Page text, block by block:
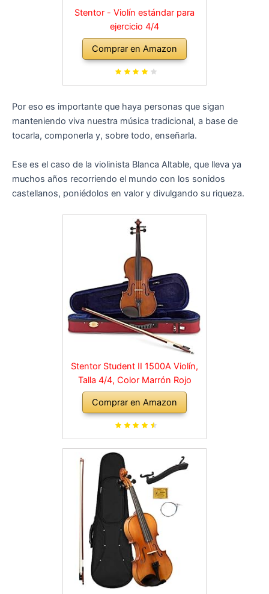
Stentor - Violín estándar para
ejercicio 4/4
Comprar en Amazon
Por eso es importante que haya personas que sigan
manteniendo viva nuestra música tradicional, a base de
tocarla, componerla y, sobre todo, enseñarla.
Ese es el caso de la violinista Blanca Altable, que lleva ya
muchos años recorriendo el mundo con los sonidos
castellanos, poniédolos en valor y divulgando su riqueza.
Stentor Student II 1500A Violín,
Talla 4/4, Color Marrón Rojo
Comprar en Amazon